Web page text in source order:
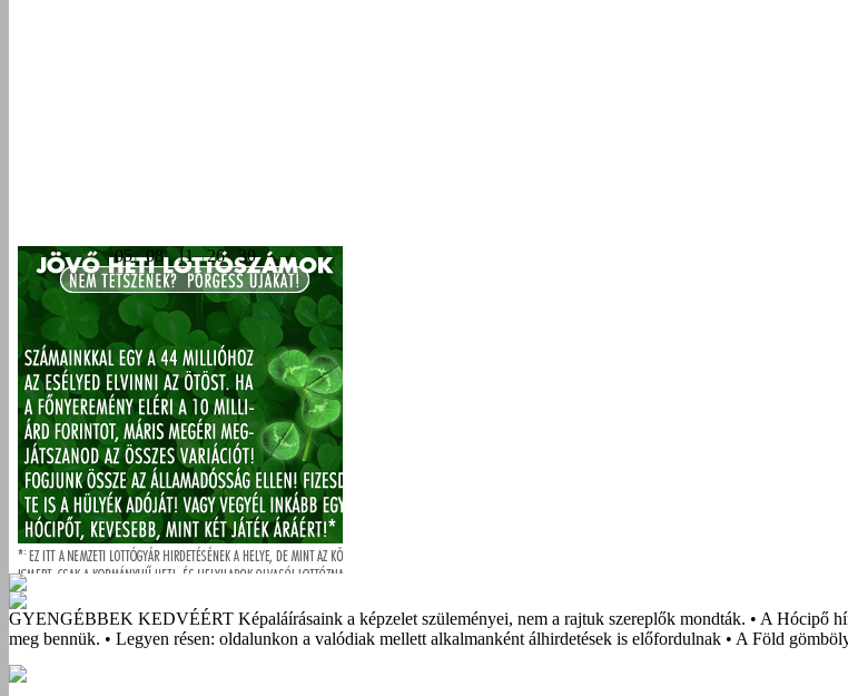
GYENGÉBBEK KEDVÉÉRT Képaláírásaink a képzelet szüleményei, nem a rajtuk szereplők mondták. • A
meg bennük. • Legyen résen: oldalunkon a valódiak mellett alkalmanként álhirdetések is előfordulnak • A Föld